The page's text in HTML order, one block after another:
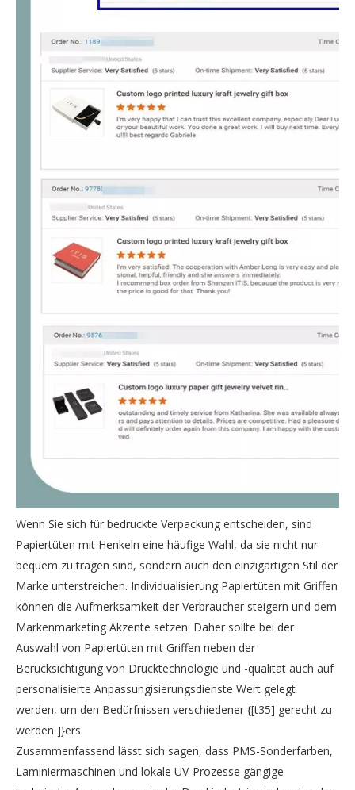
Wenn Sie sich für bedruckte Verpackung entscheiden, sind
Papiertüten mit Henkeln eine häufige Wahl, da sie nicht nur
bequem zu tragen sind, sondern auch den einzigartigen Stil der
Marke unterstreichen. Individualisierung Papiertüten mit Griffen
können die Aufmerksamkeit der Verbraucher steigern und dem
Markenmarketing Akzente setzen. Daher sollte bei der
Auswahl von Papiertüten mit Griffen neben der
Berücksichtigung von Drucktechnologie und -qualität auch auf
personalisierte Anpassungisierungsdienste Wert gelegt
werden, um den Bedürfnissen verschiedener {[t35] gerecht zu
werden ]}ers.
Zusammenfassend lässt sich sagen, dass PMS-Sonderfarben,
Laminiermaschinen und lokale UV-Prozesse gängige